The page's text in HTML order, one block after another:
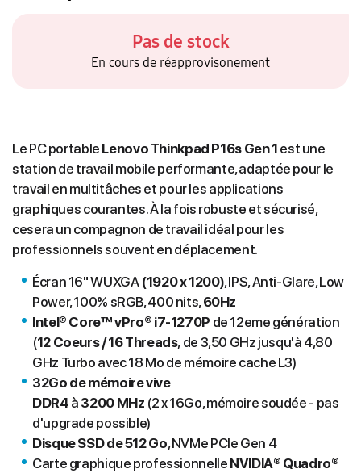
Pas de stock
En cours de réapprovisonement
Le PC portable Lenovo Thinkpad P16s Gen 1 est une
station de travail mobile performante, adaptée pour le
travail en multitâches et pour les applications
graphiques courantes. À la fois robuste et sécurisé,
cesera un compagnon de travail idéal pour les
professionnels souvent en déplacement.
Écran 16" WUXGA(1920 x 1200), IPS, Anti-Glare, Low
Power, 100% sRGB, 400 nits,60Hz
Intel® Core™ vPro® i7-1270P de 12eme génération
(12 Coeurs / 16 Threads, de 3,50 GHz jusqu'à 4,80
GHz Turbo avec 18 Mo de mémoire cache L3)
32Go de mémoire vive
DDR4 à 3200 MHz (2 x 16Go, mémoire soudée - pas
d'upgrade possible)
DisqueSSD de 512 Go, NVMe PCIe Gen 4
Carte graphique professionnelle NVIDIA® Quadro®